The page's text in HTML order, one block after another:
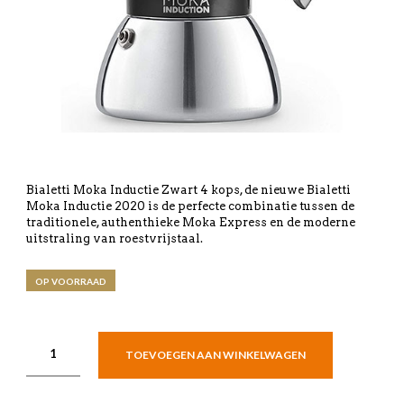
Bialetti Moka Inductie Zwart 4 kops, de nieuwe Bialetti
Moka Inductie 2020 is de perfecte combinatie tussen de
traditionele, authenthieke Moka Express en de moderne
uitstraling van roestvrijstaal.
OP VOORRAAD
TOEVOEGEN AAN WINKELWAGEN